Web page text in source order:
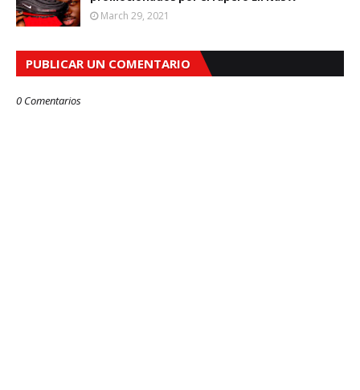
March 29, 2021
PUBLICAR UN COMENTARIO
0 Comentarios